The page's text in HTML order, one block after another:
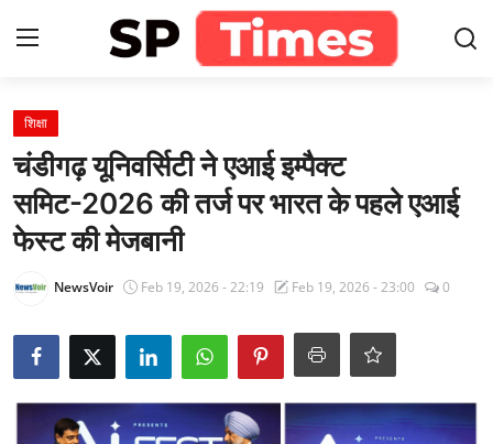
Home
Contact
About
खेल
राजस्थान
शिक्षा
चंडीगढ़ यूनिवर्सिटी ने एआई इम्पैक्ट
समिट-2026 की तर्ज पर भारत के पहले एआई
फेस्ट की मेजबानी
NewsVoir Feb 19, 2026 - 22:19 Feb 19, 2026 - 23:00 0